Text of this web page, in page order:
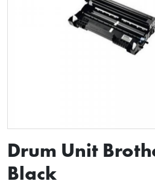
Drum Unit
Black